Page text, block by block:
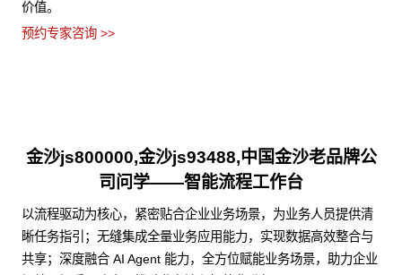
价值。
预约专家咨询 >>
金沙js800000,金沙js93488,中国金沙老品牌公
司问学——智能流程工作台
以流程驱动为核心，紧密贴合企业业务场景，为业务人员提供清
晰任务指引；无缝集成全量业务应用能力，实现数据高效整合与
共享；深度融合 AI Agent 能力，全方位赋能业务场景，助力企业